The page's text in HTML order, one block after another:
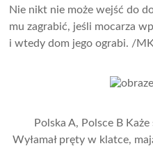
Nie nikt nie może wejść do
mu zagrabić, jeśli mocarza
i wtedy dom jego ograbi. /
Polska A, Polsce B
Wyłamał pręty w klatce,